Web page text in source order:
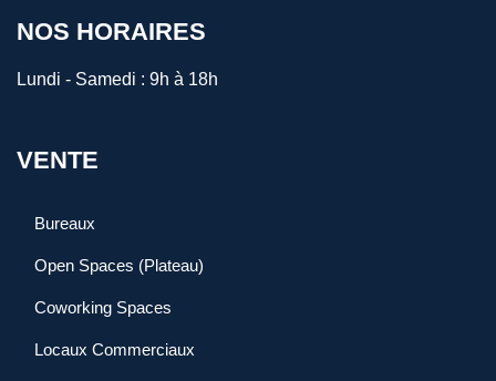
NOS HORAIRES
Lundi - Samedi : 9h à 18h
VENTE
Bureaux
Open Spaces (Plateau)
Coworking Spaces
Locaux Commerciaux